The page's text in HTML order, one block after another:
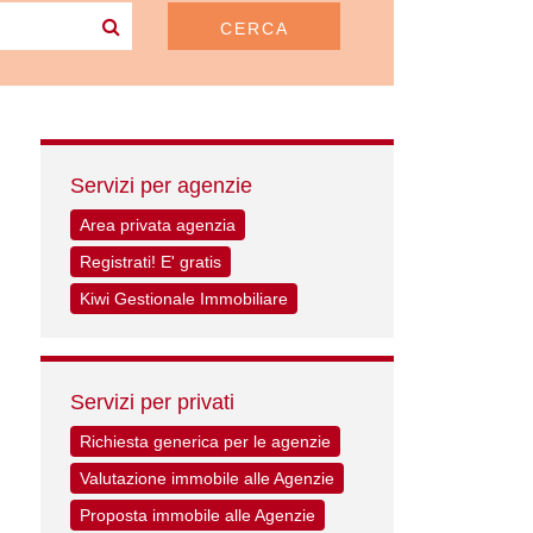
CERCA
Servizi per agenzie
Area privata agenzia
Registrati! E' gratis
Kiwi Gestionale Immobiliare
Servizi per privati
Richiesta generica per le agenzie
Valutazione immobile alle Agenzie
Proposta immobile alle Agenzie